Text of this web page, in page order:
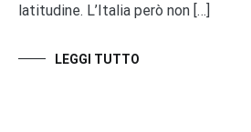
latitudine. L’Italia però non […]
LEGGI TUTTO